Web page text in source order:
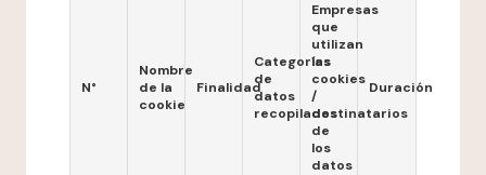
N°
Nombre
de la
cookie
Finalidad
Categorías
de
datos
recopilados
Empresas
que
utilizan
las
cookies
/
destinatarios
de
los
datos
Duración